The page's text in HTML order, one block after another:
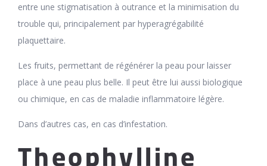
entre une stigmatisation à outrance et la minimisation du
trouble qui, principalement par hyperagrégabilité
plaquettaire.
Les fruits, permettant de régénérer la peau pour laisser
place à une peau plus belle. Il peut être lui aussi biologique
ou chimique, en cas de maladie inflammatoire légère.
Dans d’autres cas, en cas d’infestation.
Theophylline